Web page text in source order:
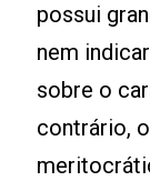
possui
nem
sobre o
contrário,